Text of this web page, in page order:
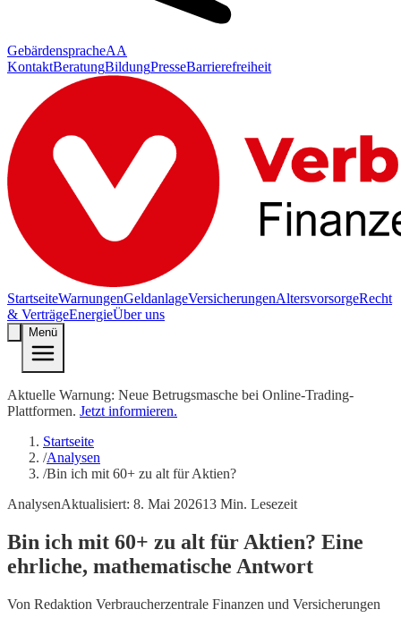
GebärdenspracheAA
KontaktBeratungBildungPresseBarrierefreiheit
StartseiteWarnungenGeldanlageVersicherungenAltersvorsorgeRecht
& VerträgeEnergieÜber uns
Menü
Aktuelle Warnung: Neue Betrugsmasche bei Online-Trading-
Plattformen. Jetzt informieren.
Startseite
/Analysen
/Bin ich mit 60+ zu alt für Aktien?
AnalysenAktualisiert: 8. Mai 202613 Min. Lesezeit
Bin ich mit 60+ zu alt für Aktien? Eine
ehrliche, mathematische Antwort
Von Redaktion Verbraucherzentrale Finanzen und Versicherungen